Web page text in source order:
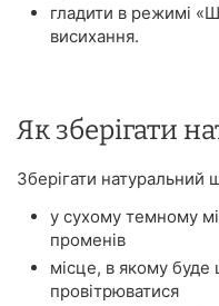
гладити в режимі
висихання.
Як зберігати
Зберігати натуральний
у сухому темному
променів
місце, в якому
провітрюватися